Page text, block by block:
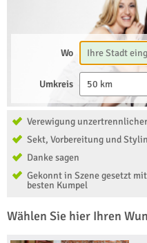
Wo
Umkreis 50 km
Verewigung
Sekt, Vorbereitung und
Danke sagen
Gekonnt in Szene gesetzt
besten Kumpel
Wählen Sie hier Ihren